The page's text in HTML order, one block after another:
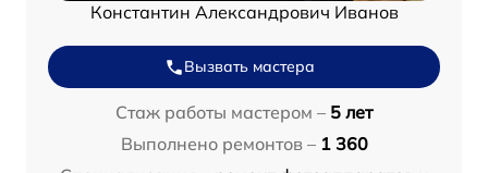
Константин Александрович Иванов
Вызвать мастера
Стаж работы мастером – 5 лет
Выполнено ремонтов – 1 360